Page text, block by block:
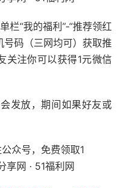
栏“我的福利”-“推荐领红
号码（三网均可）获取推
关注你可以获得1元微信
发放，期间如果好友或